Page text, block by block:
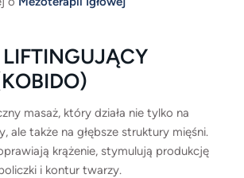
masaż, który działa nie tylko na
ale także na głębsze struktury mięśni.
krążenie, stymulują produkcję
i kontur twarzy.